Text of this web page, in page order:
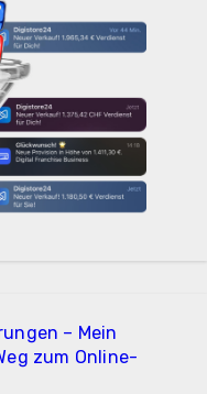
– Mein
zum Online-